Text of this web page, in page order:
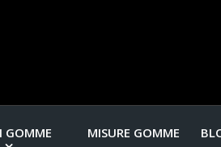
GOMME MISURE GOMME